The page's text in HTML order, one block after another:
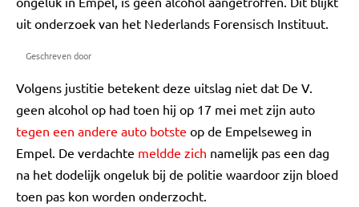
uit onderzoek van het Nederlands Forensisch Instituut.
Geschreven door
Volgens justitie betekent deze uitslag niet dat De V.
geen alcohol op had toen hij op 17 mei met zijn auto
tegen een andere auto botste op de Empelseweg in
Empel. De verdachte meldde zich namelijk pas een dag
na het dodelijk ongeluk bij de politie waardoor zijn bloed
toen pas kon worden onderzocht.